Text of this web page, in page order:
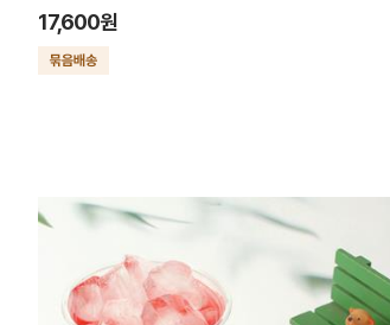
17,600원